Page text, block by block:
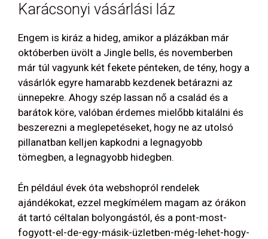
Karácsonyi vásárlási láz
Engem is kiráz a hideg, amikor a plázákban már
októberben üvölt a Jingle bells, és novemberben
már túl vagyunk két fekete pénteken, de tény, hogy a
vásárlók egyre hamarabb kezdenek betárazni az
ünnepekre. Ahogy szép lassan nő a család és a
barátok köre, valóban érdemes mielőbb kitalálni és
beszerezni a meglepetéseket, hogy ne az utolsó
pillanatban kelljen kapkodni a legnagyobb
tömegben, a legnagyobb hidegben.
Én például évek óta webshopról rendelek
ajándékokat, ezzel megkímélem magam az órákon
át tartó céltalan bolyongástól, és a pont-most-
fogyott-el-de-egy-másik-üzletben-még-lehet-hogy-